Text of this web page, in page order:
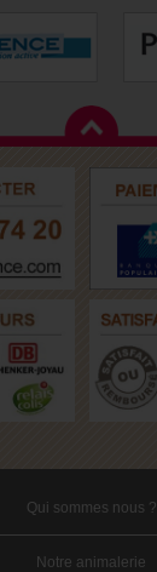
Qui sommes nous ?
Notre animalerie